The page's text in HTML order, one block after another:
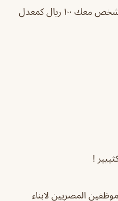
ريال كمعدل
!
المصريين لابناء